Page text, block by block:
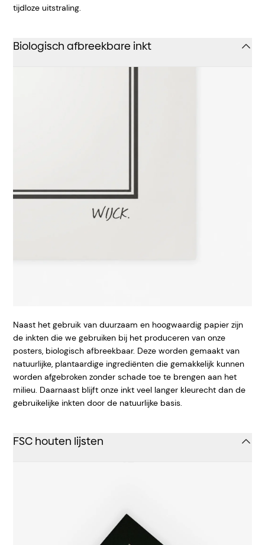
tijdloze uitstraling.
Biologisch afbreekbare inkt
Naast het gebruik van duurzaam en hoogwaardig papier zijn
de inkten die we gebruiken bij het produceren van onze
posters, biologisch afbreekbaar. Deze worden gemaakt van
natuurlijke, plantaardige ingrediënten die gemakkelijk kunnen
worden afgebroken zonder schade toe te brengen aan het
milieu. Daarnaast blijft onze inkt veel langer kleurecht dan de
gebruikelijke inkten door de natuurlijke basis.
FSC houten lijsten